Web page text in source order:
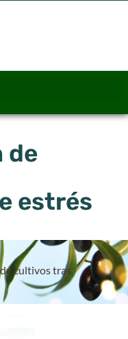
de
estrés
cultivos tras